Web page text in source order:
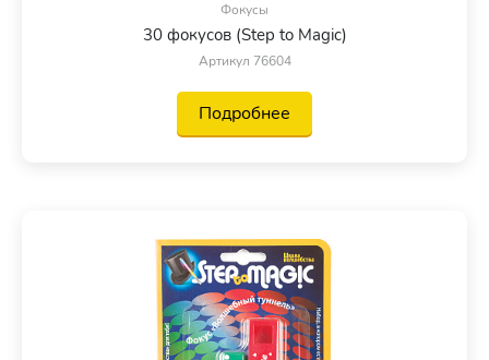
Фокусы
30 фокусов (Step to Magic)
Артикул 76604
Подробнее